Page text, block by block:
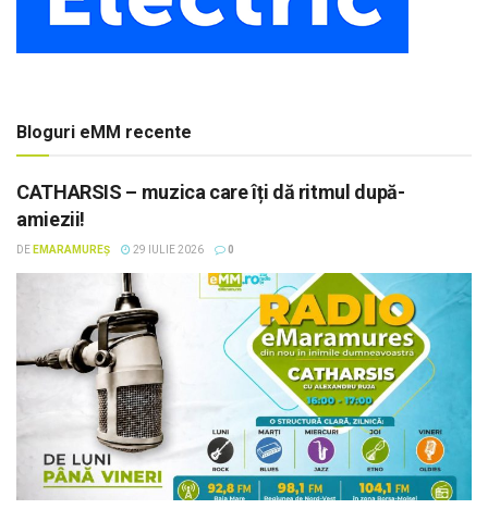
Bloguri eMM recente
CATHARSIS – muzica care îți dă ritmul după-
amiezii!
DE EMARAMUREȘ 29 IULIE 2026 0